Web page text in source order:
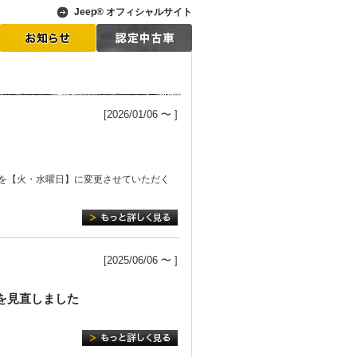
Jeep® オフィシャルサイト
[2026/01/06 〜 ]
火・水曜日】に変更させていただく
[2025/06/06 〜 ]
見直しました